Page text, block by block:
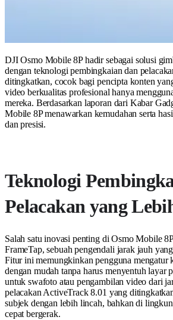
DJI Osmo Mobile 8P hadir sebagai solusi
dengan teknologi pembingkaian dan
ditingkatkan, cocok bagi pencipta konten
video berkualitas profesional hanya
mereka. Berdasarkan laporan dari Kabar
Mobile 8P menawarkan kemudahan serta
dan presisi.
Teknologi
Pelacakan yang
Salah satu inovasi penting di Osmo Mobile
FrameTap, sebuah pengendali jarak jauh
Fitur ini memungkinkan pengguna mengatur
dengan mudah tanpa harus menyentuh layar
untuk swafoto atau pengambilan video dari
pelacakan ActiveTrack 8.01 yang
subjek dengan lebih lincah, bahkan di
cepat bergerak.